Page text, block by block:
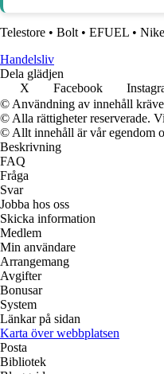
Telestore • Bolt • EFUEL • Nike
Handelsliv
Dela glädjen
X
Facebook
© Användning av innehåll
© Alla rättigheter reserverade.
© Allt innehåll är vår egendom
Beskrivning
FAQ
Fråga
Svar
Jobba hos oss
Skicka information
Medlem
Min användare
Arrangemang
Avgifter
Bonusar
System
Länkar på sidan
Karta över webbplatsen
Posta
Bibliotek